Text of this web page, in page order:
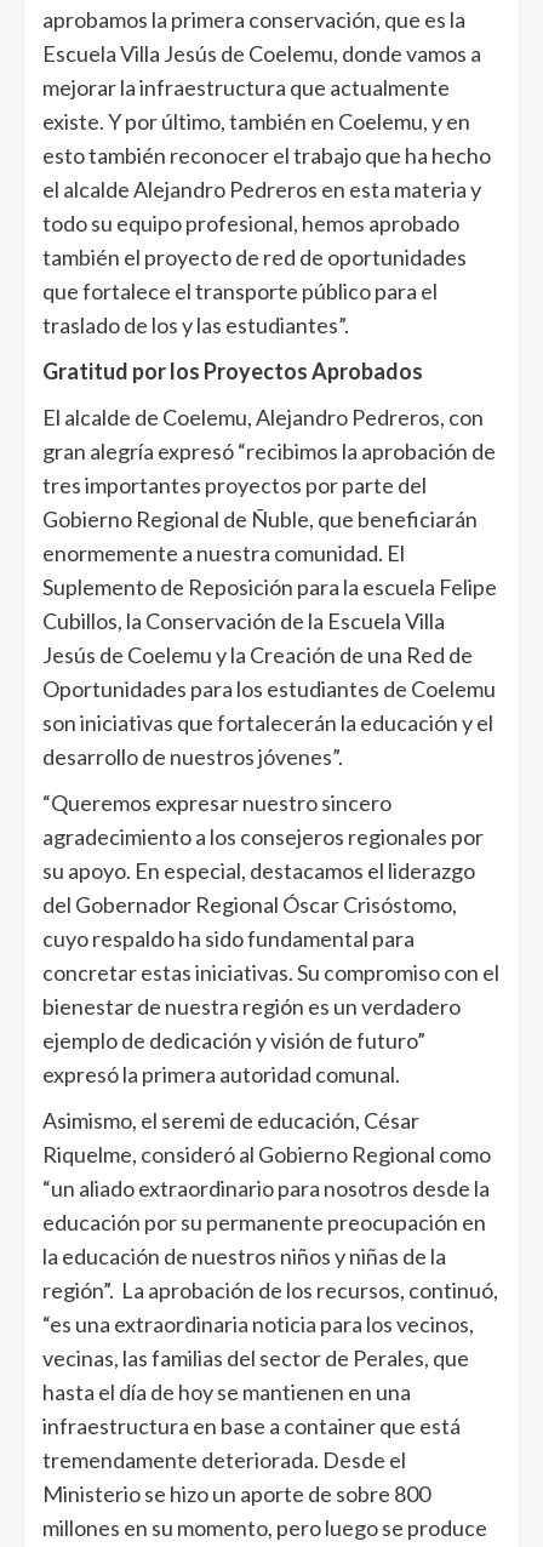
aprobamos la primera conservación, que es la
Escuela Villa Jesús de Coelemu, donde vamos a
mejorar la infraestructura que actualmente
existe. Y por último, también en Coelemu, y en
esto también reconocer el trabajo que ha hecho
el alcalde Alejandro Pedreros en esta materia y
todo su equipo profesional, hemos aprobado
también el proyecto de red de oportunidades
que fortalece el transporte público para el
traslado de los y las estudiantes”.
Gratitud por los Proyectos Aprobados
El alcalde de Coelemu, Alejandro Pedreros, con
gran alegría expresó “recibimos la aprobación de
tres importantes proyectos por parte del
Gobierno Regional de Ñuble, que beneficiarán
enormemente a nuestra comunidad. El
Suplemento de Reposición para la escuela Felipe
Cubillos, la Conservación de la Escuela Villa
Jesús de Coelemu y la Creación de una Red de
Oportunidades para los estudiantes de Coelemu
son iniciativas que fortalecerán la educación y el
desarrollo de nuestros jóvenes”.
“Queremos expresar nuestro sincero
agradecimiento a los consejeros regionales por
su apoyo. En especial, destacamos el liderazgo
del Gobernador Regional Óscar Crisóstomo,
cuyo respaldo ha sido fundamental para
concretar estas iniciativas. Su compromiso con el
bienestar de nuestra región es un verdadero
ejemplo de dedicación y visión de futuro”
expresó la primera autoridad comunal.
Asimismo, el seremi de educación, César
Riquelme, consideró al Gobierno Regional como
“un aliado extraordinario para nosotros desde la
educación por su permanente preocupación en
la educación de nuestros niños y niñas de la
región”. La aprobación de los recursos, continuó,
“es una extraordinaria noticia para los vecinos,
vecinas, las familias del sector de Perales, que
hasta el día de hoy se mantienen en una
infraestructura en base a container que está
tremendamente deteriorada. Desde el
Ministerio se hizo un aporte de sobre 800
millones en su momento, pero luego se produce